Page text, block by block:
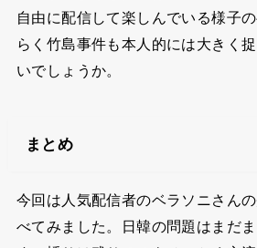
自由に配信して楽しんでいる様子
らく竹島事件も本人的には大きく
いでしょうか。
まとめ
今回は人気配信者のベラソニさん
べてみました。日韓の問題はまだ